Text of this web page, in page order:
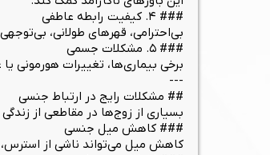
### ۴. کیفیت رابطه عاطفی
بی‌احترامی، قهرهای طولانی،
### ۵. مشکلات جسمی
برخی بیماری‌ها، تغییرات هورمونی
---
## مشکلات رایج در ارتباط جنسی
بسیاری از زوج‌ها در مقاطعی از
### کاهش میل جنسی
کاهش میل می‌تواند ناشی از